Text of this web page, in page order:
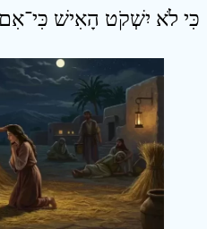
כִּי לֹא יִשְׁקֹט הָאִישׁ